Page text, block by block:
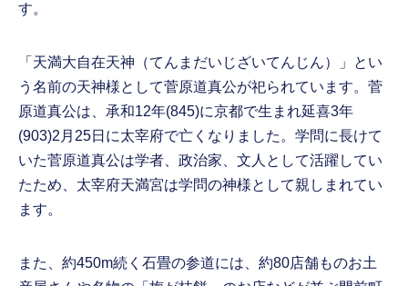
す。
「天満大自在天神（てんまだいじざいてんじん）」とい
う名前の天神様として菅原道真公が祀られています。菅
原道真公は、承和12年(845)に京都で生まれ延喜3年
(903)2月25日に太宰府で亡くなりました。学問に長けて
いた菅原道真公は学者、政治家、文人として活躍してい
たため、太宰府天満宮は学問の神様として親しまれてい
ます。
また、約450m続く石畳の参道には、約80店舗ものお土